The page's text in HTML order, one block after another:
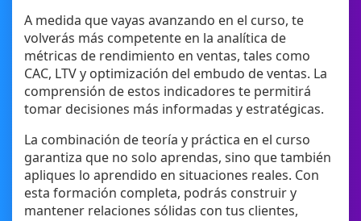
A medida que vayas avanzando en el curso, te
volverás más competente en la analítica de
métricas de rendimiento en ventas, tales como
CAC, LTV y optimización del embudo de ventas. La
comprensión de estos indicadores te permitirá
tomar decisiones más informadas y estratégicas.
La combinación de teoría y práctica en el curso
garantiza que no solo aprendas, sino que también
apliques lo aprendido en situaciones reales. Con
esta formación completa, podrás construir y
mantener relaciones sólidas con tus clientes,